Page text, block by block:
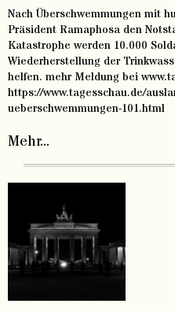
Nach Überschwemmungen mit
Präsident Ramaphosa den
Katastrophe werden 10.000
Wiederherstellung der
helfen. mehr Meldung bei
https://www.tagesschau.de/
ueberschwemmungen-101.html
Mehr...